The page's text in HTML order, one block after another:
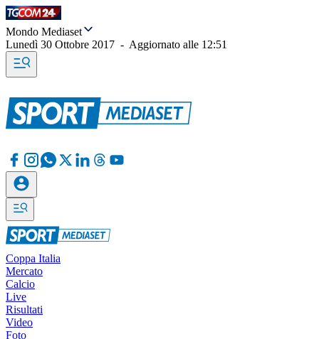
Mondo Mediaset
Lunedì 30 Ottobre 2017 - Aggiornato alle 12:51
Coppa Italia
Mercato
Calcio
Live
Risultati
Video
Foto